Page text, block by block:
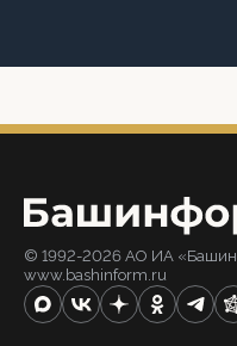
© 1992-2026 АО ИА
www.bashinform.ru